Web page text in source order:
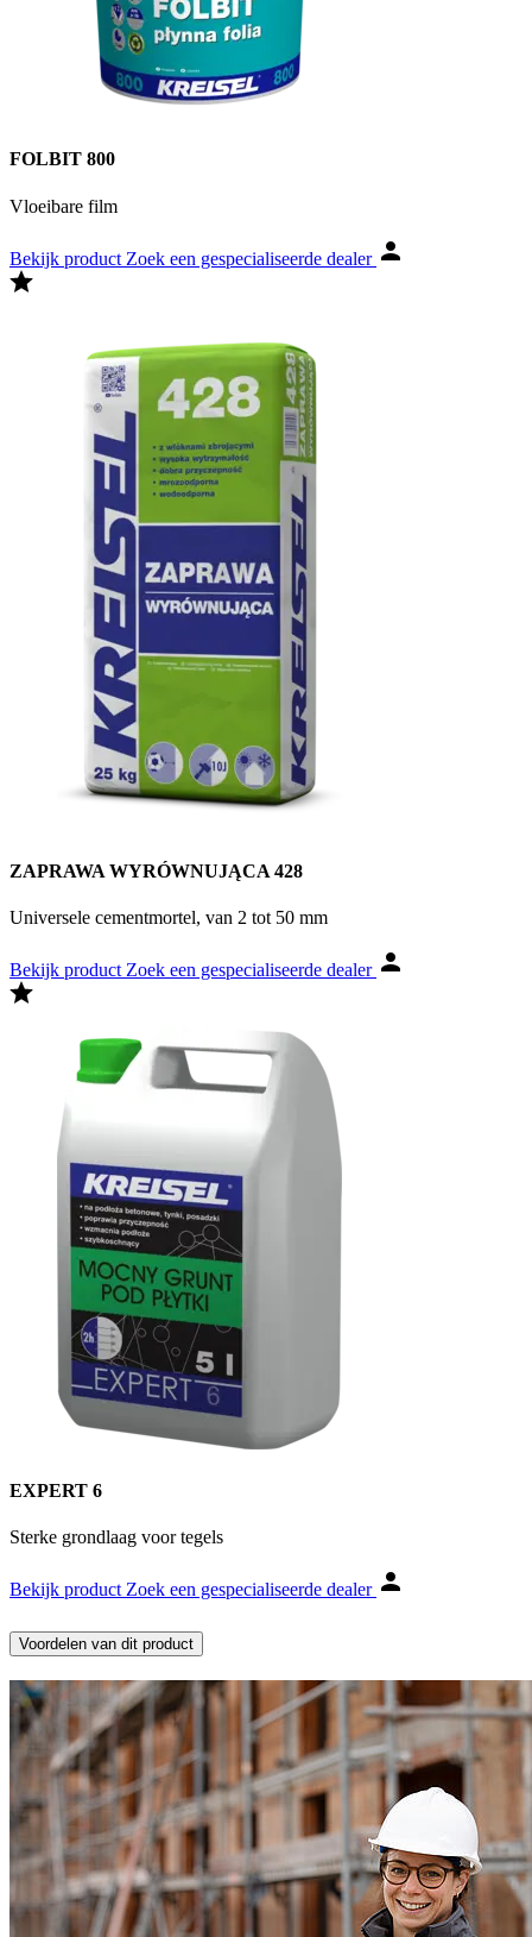
FOLBIT 800
Vloeibare film
Bekijk product Zoek een gespecialiseerde dealer
ZAPRAWA WYRÓWNUJĄCA 428
Universele cementmortel, van 2 tot 50 mm
Bekijk product Zoek een gespecialiseerde dealer
EXPERT 6
Sterke grondlaag voor tegels
Bekijk product Zoek een gespecialiseerde dealer
Voordelen van dit product